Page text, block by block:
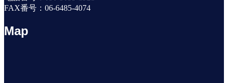
FAX番号：06-6485-4074
Map